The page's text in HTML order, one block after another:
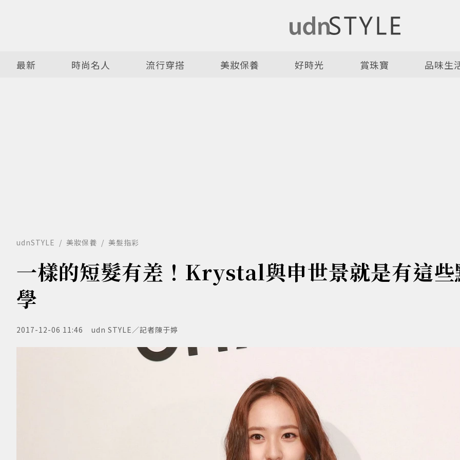
最新 時尚名人 流行穿搭 美妝保養 好時光 賞珠寶 品味生
udnSTYLE 美妝保養 美髮指彩
一樣的短髮有差！Krystal與申世景就是有這些
學
2017-12-06 11:46 udn STYLE／記者陳于婷